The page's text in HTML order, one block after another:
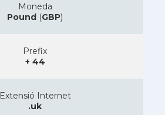
Moneda
Pound (GBP)
Prefix
+ 44
Extensió Internet
.uk